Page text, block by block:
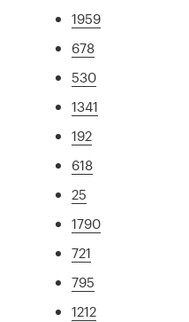
1959
678
530
1341
192
618
25
1790
721
795
1212